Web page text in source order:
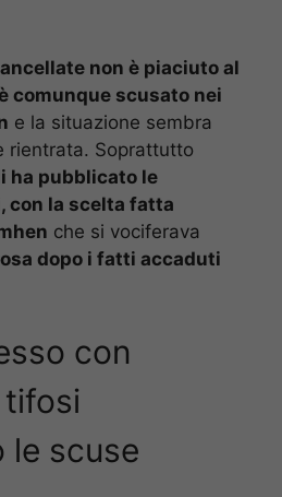
non è piaciuto al
comunque scusato nei
e la situazione sembra
rientrata. Soprattutto
ha pubblicato le
con la scelta fatta
che si vociferava
dopo i fatti accaduti
con
tifosi
le scuse